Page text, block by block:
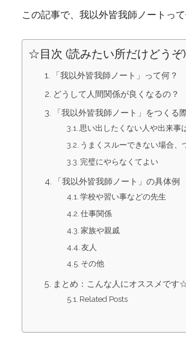
この記事で、我以外皆我師ノートっ
☆目次 (読みたい所だけどう
「我以外皆我師ノート」って何？
どうして人間関係が良くなるの？
「我以外皆我師ノート」をつくる
思い出したくない人や出来事
うまくスルーできない場合、
完璧にやらなくてよい
「我以外皆我師ノート」の具体例
学校や習い事などの先生
仕事関係
家族や親戚
友人
その他
まとめ：こんな人にオススメです
Related Posts